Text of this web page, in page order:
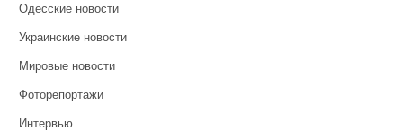
Одесские новости
Украинские новости
Мировые новости
Фоторепортажи
Интервью